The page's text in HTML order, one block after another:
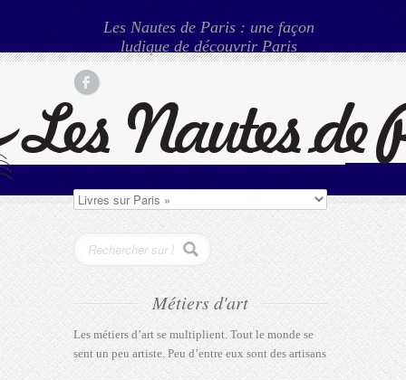
Les Nautes de Paris : une façon
ludique de découvrir Paris
Métiers d'art
Les métiers d’art se multiplient. Tout le monde se
sent un peu artiste. Peu d’entre eux sont des artisans